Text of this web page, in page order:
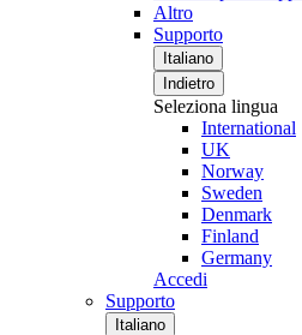
Altro
Supporto
Italiano
Indietro
Seleziona lingua
International
UK
Norway
Sweden
Denmark
Finland
Germany
Accedi
Supporto
Italiano